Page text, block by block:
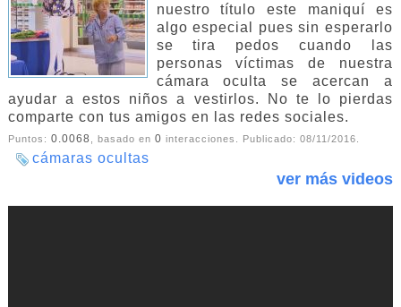
nuestro título este maniquí es
algo especial pues sin esperarlo
se tira pedos cuando las
personas víctimas de nuestra
cámara oculta se acercan a
ayudar a estos niños a vestirlos. No te lo pierdas
comparte con tus amigos en las redes sociales.
Puntos: 0.0068 , basado en 0 interacciones. Publicado: 08/11/2016.
cámaras ocultas
ver más videos